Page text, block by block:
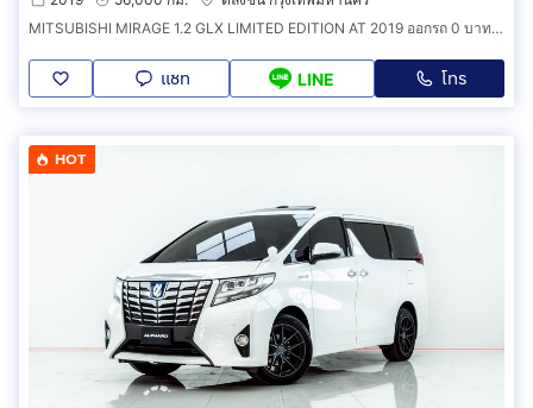
MITSUBISHI MIRAGE 1.2 GLX LIMITED EDITION AT 2019 ออกรถ 0 บาท รหัสรถ 3B525
แชท LINE โทร
HOT